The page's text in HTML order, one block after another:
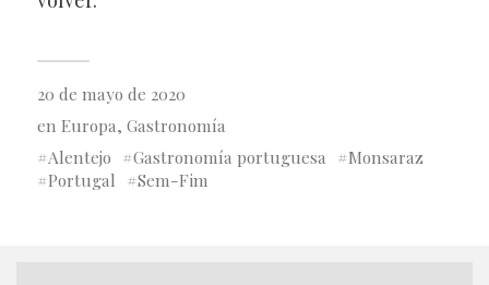
20 de mayo de 2020
en Europa, Gastronomía
Alentejo
Gastronomía portuguesa
Monsaraz
Portugal
Sem-Fim